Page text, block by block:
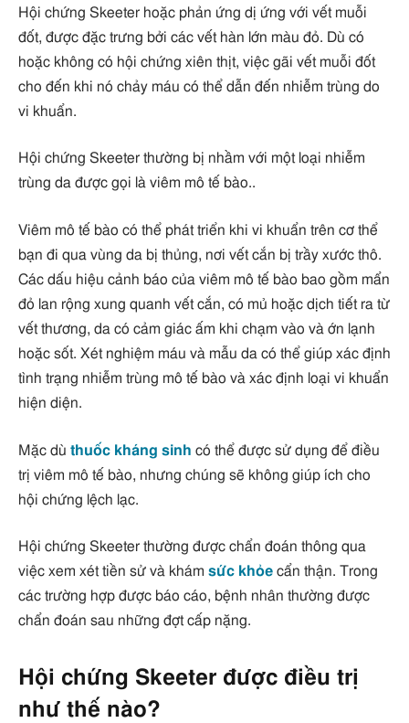
Hội chứng Skeeter hoặc phản ứng dị ứng với vết muỗi
đốt, được đặc trưng bởi các vết hàn lớn màu đỏ. Dù có
hoặc không có hội chứng xiên thịt, việc gãi vết muỗi đốt
cho đến khi nó chảy máu có thể dẫn đến nhiễm trùng do
vi khuẩn.
Hội chứng Skeeter thường bị nhầm với một loại nhiễm
trùng da được gọi là viêm mô tế bào..
Viêm mô tế bào có thể phát triển khi vi khuẩn trên cơ thể
bạn đi qua vùng da bị thủng, nơi vết cắn bị trầy xước thô.
Các dấu hiệu cảnh báo của viêm mô tế bào bao gồm mẩn
đỏ lan rộng xung quanh vết cắn, có mủ hoặc dịch tiết ra từ
vết thương, da có cảm giác ấm khi chạm vào và ớn lạnh
hoặc sốt. Xét nghiệm máu và mẫu da có thể giúp xác định
tình trạng nhiễm trùng mô tế bào và xác định loại vi khuẩn
hiện diện.
Mặc dù thuốc kháng sinh có thể được sử dụng để điều
trị viêm mô tế bào, nhưng chúng sẽ không giúp ích cho
hội chứng lệch lạc.
Hội chứng Skeeter thường được chẩn đoán thông qua
việc xem xét tiền sử và khám sức khỏe cẩn thận. Trong
các trường hợp được báo cáo, bệnh nhân thường được
chẩn đoán sau những đợt cấp nặng.
Hội chứng Skeeter được điều trị
như thế nào?